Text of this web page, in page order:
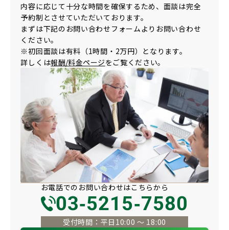
内容に応じて十分な時間を確保するため、面談は完全
予約制とさせていただいております。
まずは下記のお問い合わせフォームよりお問い合わせ
ください。
※初回面談は有料（1時間・2万円）となります。
詳しくは報酬/料金ページをご覧ください。
お電話での お問い合わせはこちらから
03-5215-7580
受付時間：平日10:00 〜 18:00